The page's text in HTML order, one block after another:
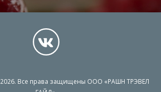
2026. Все права защищены ООО «РАШН ТРЭВЕЛ